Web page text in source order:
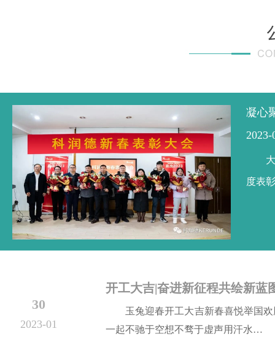
凝心
2023-
度表
30
2023-01
开工大吉|奋进新征程共绘新蓝
玉兔迎春开工大吉新春喜悦举国
一起不驰于空想不骛于虚声用汗水…